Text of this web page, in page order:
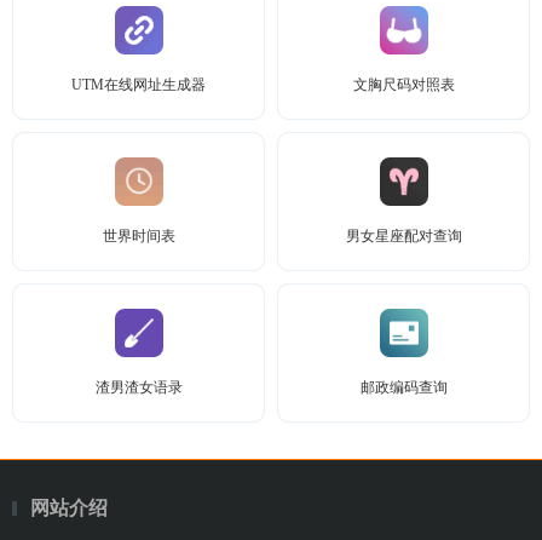
UTM在线网址生成器 文胸尺码对照表
世界时间表 男女星座配对查询
渣男渣女语录 邮政编码查询
网站介绍